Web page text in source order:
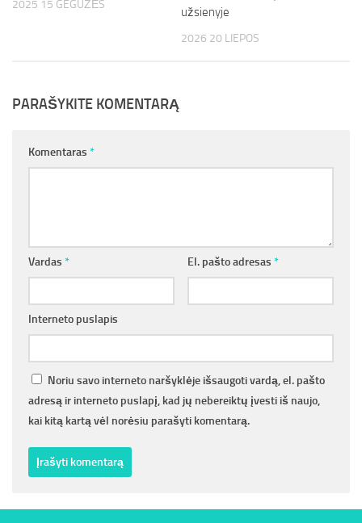
2025 15 GEGUŽĖS
užsienyje
2026 20 LIEPOS
PARAŠYKITE KOMENTARĄ
Komentaras *
Vardas * El. pašto adresas *
Interneto puslapis
Noriu savo interneto naršyklėje išsaugoti vardą, el. pašto
adresą ir interneto puslapį, kad jų nebereiktų įvesti iš naujo,
kai kitą kartą vėl norėsiu parašyti komentarą.